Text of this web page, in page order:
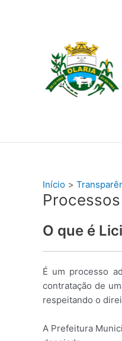
Início
O que é
É um processo
contratação de
respeitando o
A Prefeitura